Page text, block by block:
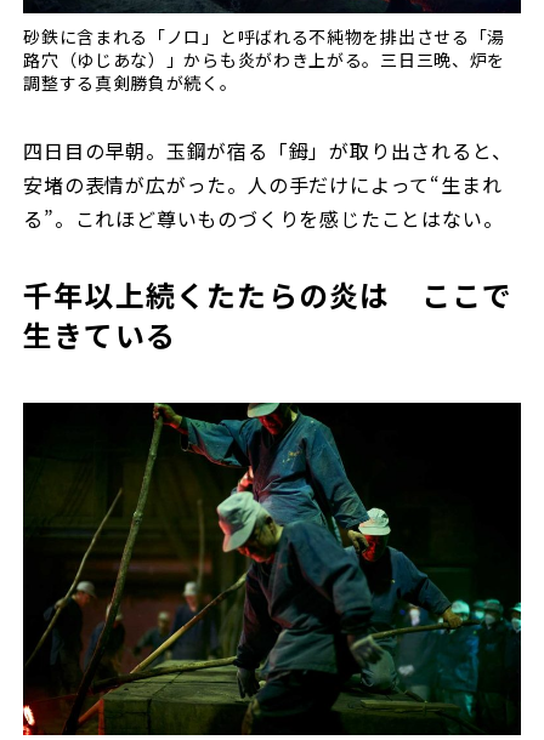
砂鉄に含まれる「ノロ」と呼ばれる不純物を排出させる「湯
路穴（ゆじあな）」からも炎がわき上がる。三日三晩、炉を
調整する真剣勝負が続く。
四日目の早朝。玉鋼が宿る「鉧」が取り出されると、
安堵の表情が広がった。人の手だけによって“生まれ
る”。これほど尊いものづくりを感じたことはない。
千年以上続くたたらの炎は ここで
生きている